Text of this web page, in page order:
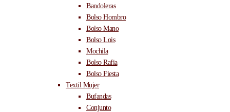
Bandoleras
Bolso Hombro
Bolso Mano
Bolso Lois
Mochila
Bolso Rafia
Bolso Fiesta
Textil Mujer
Bufandas
Conjunto